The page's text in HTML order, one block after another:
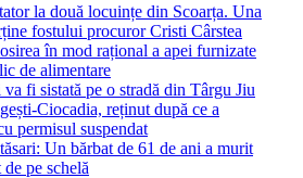
la două locuințe din Scoarța. Una
fostului procuror Cristi Cârstea
în mod rațional a apei furnizate
de alimentare
va fi sistată pe o stradă din Târgu Jiu
Ciocadia, reținut după ce a
permisul suspendat
Un bărbat de 61 de ani a murit
pe schelă